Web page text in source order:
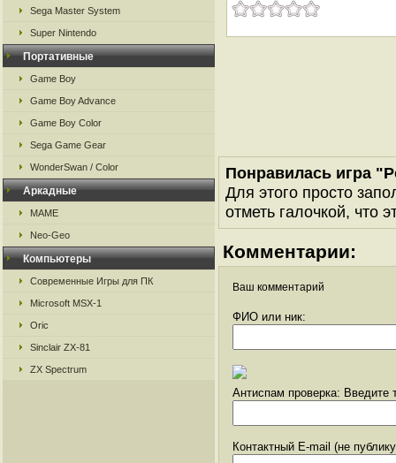
Sega Master System
Super Nintendo
Портативные
Game Boy
Game Boy Advance
Game Boy Color
Sega Game Gear
WonderSwan / Color
Аркадные
MAME
Neo-Geo
Компьютеры
Современные Игры для ПК
Microsoft MSX-1
Oric
Sinclair ZX-81
ZX Spectrum
Понравилась игра
Для этого просто
отметь галочкой, что
Комментарии:
Ваш комментарий
ФИО или ник:
Антиспам проверка: Введите
Контактный E-mail (не